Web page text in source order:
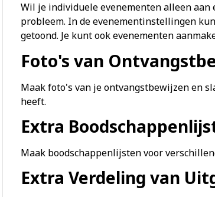
Wil je individuele evenementen alleen aan
probleem. In de evenementinstellingen
getoond. Je kunt ook evenementen
Foto's van
Maak foto's van je ontvangstbewijzen en
heeft.
Extra
Maak boodschappenlijsten voor
Extra Verdeling van